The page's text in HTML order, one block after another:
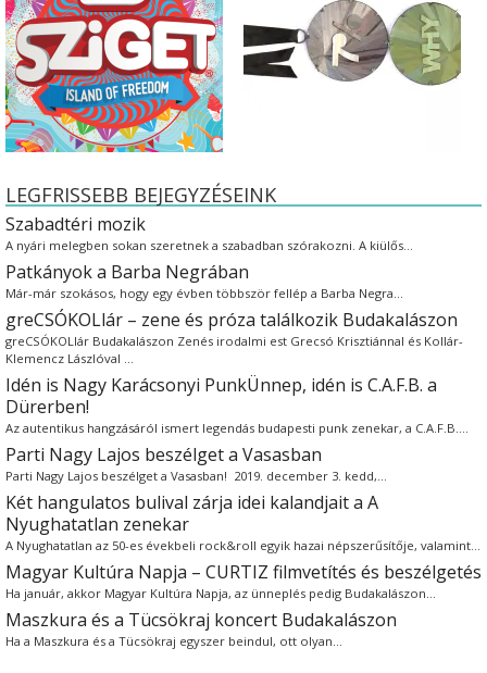
LEGFRISSEBB BEJEGYZÉSEINK
Szabadtéri mozik
A nyári melegben sokan szeretnek a szabadban szórakozni. A kiülős…
Patkányok a Barba Negrában
Már-már szokásos, hogy egy évben többször fellép a Barba Negra…
greCSÓKOLlár – zene és próza találkozik Budakalászon
greCSÓKOLlár Budakalászon Zenés irodalmi est Grecsó Krisztiánnal és Kollár-
Klemencz Lászlóval …
Idén is Nagy Karácsonyi PunkÜnnep, idén is C.A.F.B. a
Dürerben!
Az autentikus hangzásáról ismert legendás budapesti punk zenekar, a C.A.F.B.…
Parti Nagy Lajos beszélget a Vasasban
Parti Nagy Lajos beszélget a Vasasban! 2019. december 3. kedd,…
Két hangulatos bulival zárja idei kalandjait a A
Nyughatatlan zenekar
A Nyughatatlan az 50-es évekbeli rock&roll egyik hazai népszerűsítője, valamint…
Magyar Kultúra Napja – CURTIZ filmvetítés és beszélgetés
Ha január, akkor Magyar Kultúra Napja, az ünneplés pedig Budakalászon…
Maszkura és a Tücsökraj koncert Budakalászon
Ha a Maszkura és a Tücsökraj egyszer beindul, ott olyan…